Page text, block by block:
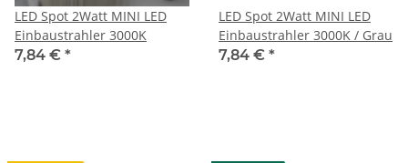
LED Spot 2Watt MINI LED
Einbaustrahler 3000K
7,84 € *
LED Spot 2Watt MINI LED
Einbaustrahler 3000K / Grau
7,84 € *